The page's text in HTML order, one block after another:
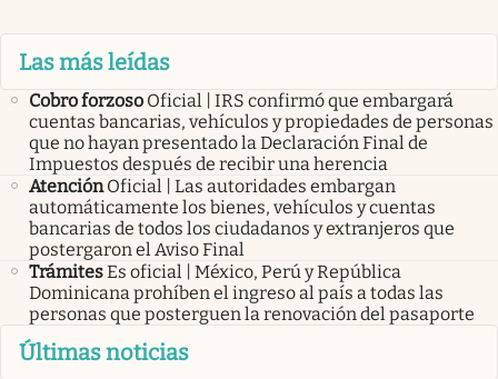
Las más leídas
Cobro forzoso Oficial | IRS confirmó que embargará
cuentas bancarias, vehículos y propiedades de personas
que no hayan presentado la Declaración Final de
Impuestos después de recibir una herencia
Atención Oficial | Las autoridades embargan
automáticamente los bienes, vehículos y cuentas
bancarias de todos los ciudadanos y extranjeros que
postergaron el Aviso Final
TrámitesEs oficial | México, Perú y República
Dominicana prohíben el ingreso al país a todas las
personas que posterguen la renovación del pasaporte
Últimas noticias